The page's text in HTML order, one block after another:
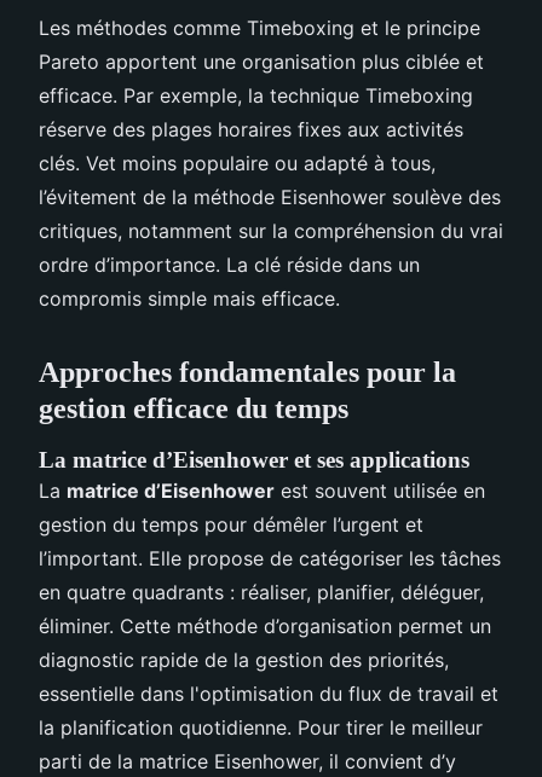
Les méthodes comme Timeboxing et le principe
Pareto apportent une organisation plus ciblée et
efficace. Par exemple, la technique Timeboxing
réserve des plages horaires fixes aux activités
clés. Vet moins populaire ou adapté à tous,
l’évitement de la méthode Eisenhower soulève des
critiques, notamment sur la compréhension du vrai
ordre d’importance. La clé réside dans un
compromis simple mais efficace.
Approches fondamentales pour la
gestion efficace du temps
La matrice d’Eisenhower et ses applications
La matrice d’Eisenhower est souvent utilisée en
gestion du temps pour démêler l’urgent et
l’important. Elle propose de catégoriser les tâches
en quatre quadrants : réaliser, planifier, déléguer,
éliminer. Cette méthode d’organisation permet un
diagnostic rapide de la gestion des priorités,
essentielle dans l'optimisation du flux de travail et
la planification quotidienne. Pour tirer le meilleur
parti de la matrice Eisenhower, il convient d’y